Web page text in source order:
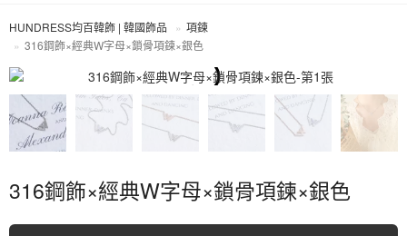
HUNDRESS均百韓飾 | 韓國飾品
項鍊
316鋼飾×經典W字母×鎖骨項鍊×銀色
項鍊
316鋼飾×經典W字母×鎖骨項鍊×銀色